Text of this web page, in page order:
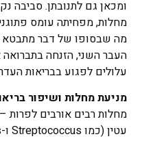
ומכאן גם לתנובתן. סביבה
מחלות, מפחיתה עומס
מה שבסופו של דבר מתבטא
העבר השני, הזנחה בתברואה
עלולים לפגוע בבריאות
מניעת מחלות ושיפור
מחלות רבים אורבים לפרות